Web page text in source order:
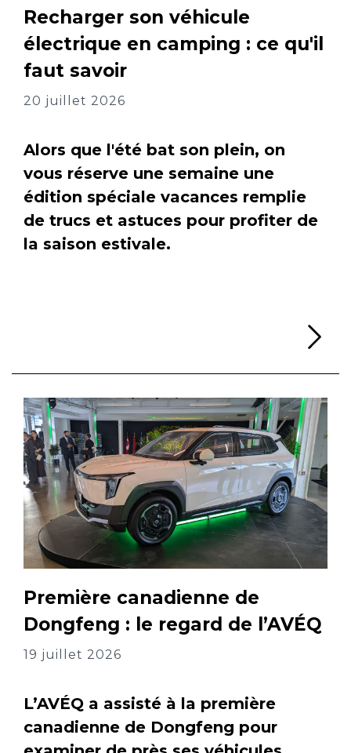
Recharger son véhicule
électrique en camping : ce qu'il
faut savoir
20 juillet 2026
Alors que l'été bat son plein, on
vous réserve une semaine une
édition spéciale vacances remplie
de trucs et astuces pour profiter de
la saison estivale.
Première canadienne de
Dongfeng : le regard de l’AVÉQ
19 juillet 2026
L’AVÉQ a assisté à la première
canadienne de Dongfeng pour